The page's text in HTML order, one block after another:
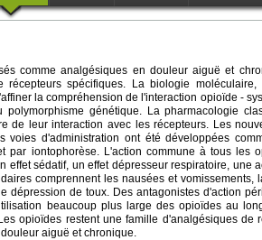
comme analgésiques en douleur aiguë et
récepteurs spécifiques. La biologie
la compréhension de l'interaction opioïde -
polymorphisme génétique. La pharmacologie
de leur interaction avec les récepteurs. Les
voies d'administration ont été développées
par iontophorèse. L'action commune à tous les
effet sédatif, un effet dépresseur respiratoire, une
comprennent les nausées et
dépression de toux. Des antagonistes d'action
beaucoup plus large des opioïdes au
opioïdes restent une famille d'analgésiques de
aiguë et chronique.